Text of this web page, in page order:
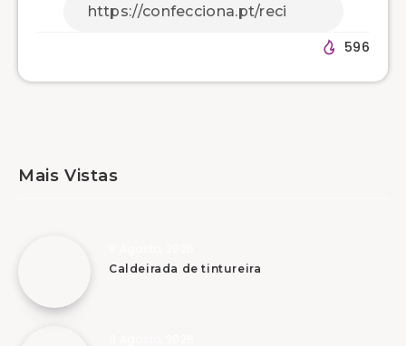
596
Mais Vistas
Caldeirada de tintureira